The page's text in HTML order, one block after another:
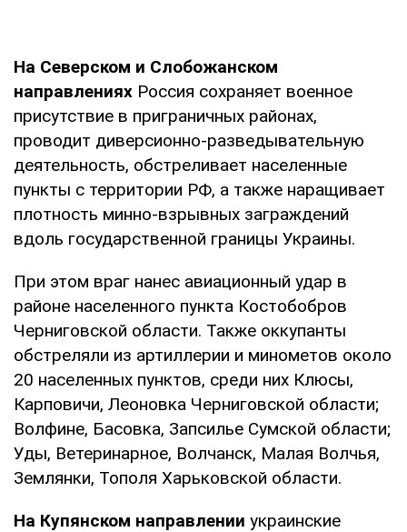
На Северском и Слобожанском
направлениях Россия сохраняет военное
присутствие в приграничных районах,
проводит диверсионно-разведывательную
деятельность, обстреливает населенные
пункты с территории РФ, а также наращивает
плотность минно-взрывных заграждений
вдоль государственной границы Украины.
При этом враг нанес авиационный удар в
районе населенного пункта Костобобров
Черниговской области. Также оккупанты
обстреляли из артиллерии и минометов около
20 населенных пунктов, среди них Клюсы,
Карповичи, Леоновка Черниговской области;
Волфине, Басовка, Запсилье Сумской области;
Уды, Ветеринарное, Волчанск, Малая Волчья,
Землянки, Тополя Харьковской области.
На Купянском направлении украинские